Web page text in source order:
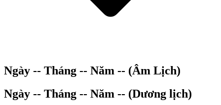
Ngày -- Tháng -- Năm -- (Âm Lịch)
Ngày -- Tháng -- Năm -- (Dương lịch)